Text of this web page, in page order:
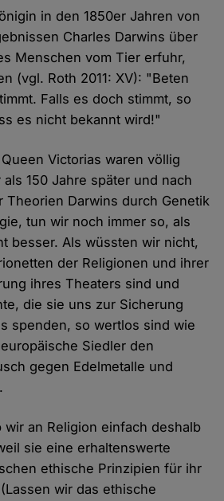
in den 1850er Jahren von
Charles Darwins über
Menschen vom Tier erfuhr,
(vgl. Roth 2011: XV): "Beten
Falls es doch stimmt, so
es nicht bekannt wird!"
Victorias waren völlig
150 Jahre später und nach
Theorien Darwins durch Genetik
tun wir noch immer so, als
besser. Als wüssten wir nicht,
der Religionen und ihrer
ihres Theaters sind und
die sie uns zur Sicherung
spenden, so wertlos sind wie
Siedler den
gegen Edelmetalle und
wir an Religion einfach deshalb
sie eine erhaltenswerte
ethische Prinzipien für ihr
wir das ethische